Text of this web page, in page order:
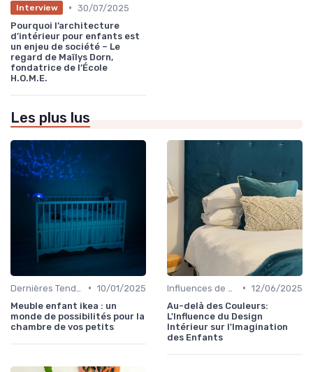
Interview • 30/07/2025
Pourquoi l’architecture
d’intérieur pour enfants est
un enjeu de société – Le
regard de Maïlys Dorn,
fondatrice de l’École
H.O.M.E.
Les plus lus
• 10/01/2025
Meuble enfant ikea : un
monde de possibilités pour la
chambre de vos petits
• 12/06/2025
Au-delà des Couleurs:
L'Influence du Design
Intérieur sur l'Imagination
des Enfants